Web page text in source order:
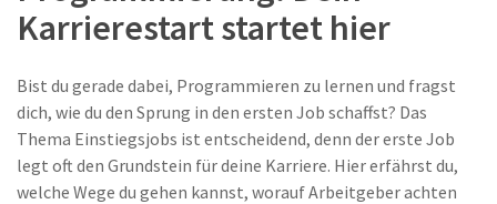
Karrierestart startet hier
Bist du gerade dabei, Programmieren zu lernen und fragst
dich, wie du den Sprung in den ersten Job schaffst? Das
Thema Einstiegsjobs ist entscheidend, denn der erste Job
legt oft den Grundstein für deine Karriere. Hier erfährst du,
welche Wege du gehen kannst, worauf Arbeitgeber achten